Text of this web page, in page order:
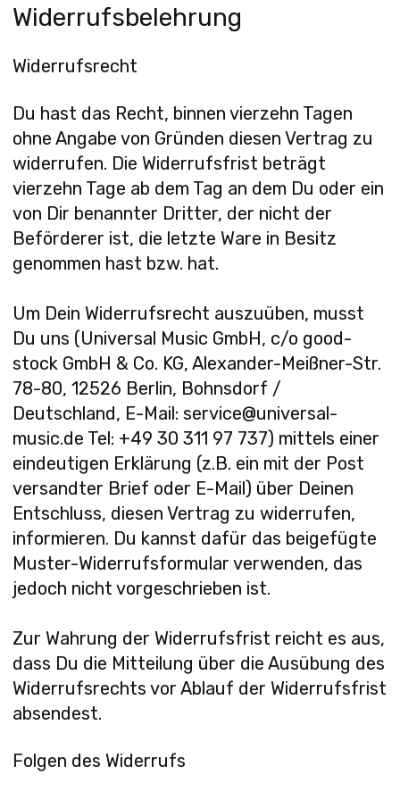
Widerrufsbelehrung
Widerrufsrecht
Du hast das Recht, binnen vierzehn Tagen
ohne Angabe von Gründen diesen Vertrag zu
widerrufen. Die Widerrufsfrist beträgt
vierzehn Tage ab dem Tag an dem Du oder ein
von Dir benannter Dritter, der nicht der
Beförderer ist, die letzte Ware in Besitz
genommen hast bzw. hat.
Um Dein Widerrufsrecht auszuüben, musst
Du uns (Universal Music GmbH, c/o good-
stock GmbH & Co. KG, Alexander-Meißner-Str.
78-80, 12526 Berlin, Bohnsdorf /
Deutschland, E-Mail: service@universal-
music.de Tel: +49 30 311 97 737) mittels einer
eindeutigen Erklärung (z.B. ein mit der Post
versandter Brief oder E-Mail) über Deinen
Entschluss, diesen Vertrag zu widerrufen,
informieren. Du kannst dafür das beigefügte
Muster-Widerrufsformular verwenden, das
jedoch nicht vorgeschrieben ist.
Zur Wahrung der Widerrufsfrist reicht es aus,
dass Du die Mitteilung über die Ausübung des
Widerrufsrechts vor Ablauf der Widerrufsfrist
absendest.
Folgen des Widerrufs